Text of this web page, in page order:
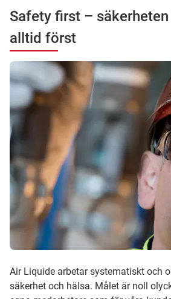
Safety first –
alltid först
Air Liquide arbetar systematiskt och
säkerhet och hälsa. Målet är noll